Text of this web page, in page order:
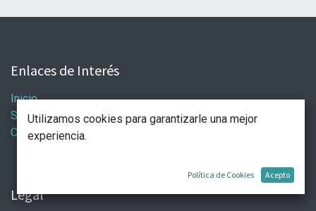
Enlaces de Interés
Inicio
Servicios
Contáctenos
Legal
Utilizamos cookies para garantizarle una mejor
experiencia.
Política de Cookies Acepto